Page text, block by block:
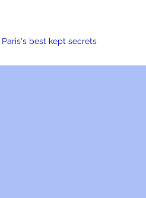
Paris's best kept secrets